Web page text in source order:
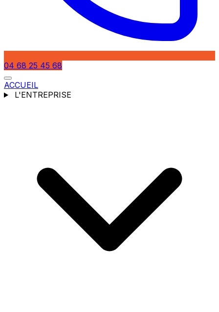
04 68 25 45 68
ACCUEIL
L'ENTREPRISE